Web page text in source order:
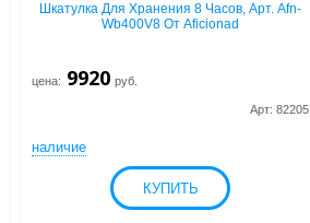
Шкатулка Для Хранения 8 Часов, Арт. Afn-
Wb400V8 От Aficionad
цена: 9920 руб.
Арт: 82205
наличие